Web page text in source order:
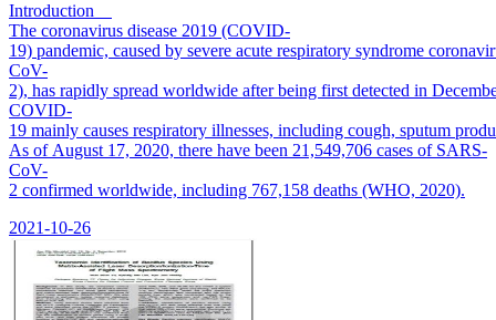
Introduction
The coronavirus disease 2019 (COVID-
19) pandemic, caused by severe acute respiratory syndrome
CoV-
2), has rapidly spread worldwide after being first detected in
COVID-
19 mainly causes respiratory illnesses, including cough, sputum
As of August 17, 2020, there have been 21,549,706 cases of SARS-
CoV-
2 confirmed worldwide, including 767,158 deaths (WHO, 2020).
2021-10-26